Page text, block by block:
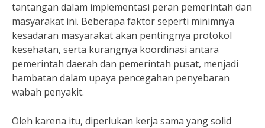
tantangan dalam implementasi peran pemerintah dan
masyarakat ini. Beberapa faktor seperti minimnya
kesadaran masyarakat akan pentingnya protokol
kesehatan, serta kurangnya koordinasi antara
pemerintah daerah dan pemerintah pusat, menjadi
hambatan dalam upaya pencegahan penyebaran
wabah penyakit.
Oleh karena itu, diperlukan kerja sama yang solid